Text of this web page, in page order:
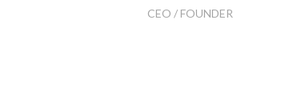
CEO / FOUNDER